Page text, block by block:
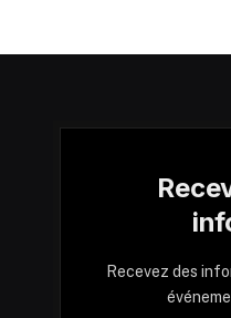
Recevez des